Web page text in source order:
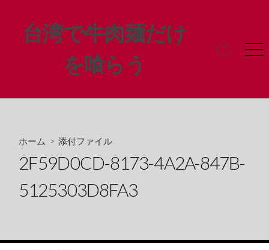
ス
台湾で牛肉麺だけ
を喰らう
検
ル
メ
ホーム > 添付ファイル
2F59D0CD-8173-4A2A-847B-
5125303D8FA3